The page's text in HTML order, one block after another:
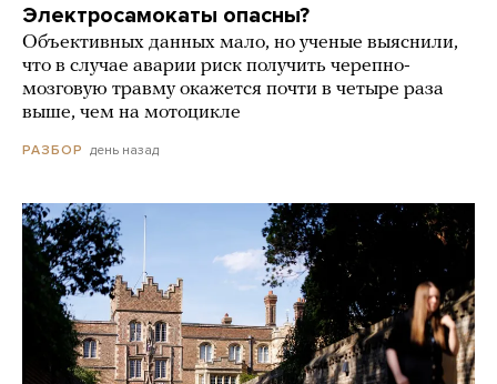
Электросамокаты опасны?
Объективных данных мало, но ученые выяснили,
что в случае аварии риск получить черепно-
мозговую травму окажется почти в четыре раза
выше, чем на мотоцикле
РАЗБОР день назад